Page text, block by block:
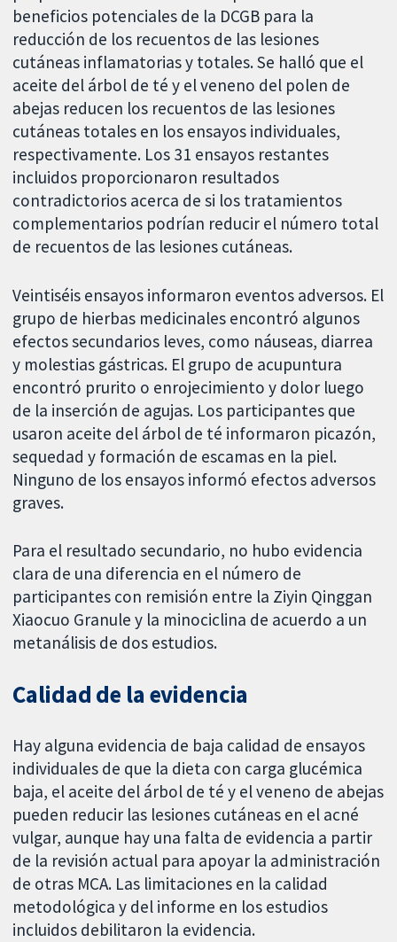
beneficios potenciales de la DCGB para la
reducción de los recuentos de las lesiones
cutáneas inflamatorias y totales. Se halló que el
aceite del árbol de té y el veneno del polen de
abejas reducen los recuentos de las lesiones
cutáneas totales en los ensayos individuales,
respectivamente. Los 31 ensayos restantes
incluidos proporcionaron resultados
contradictorios acerca de si los tratamientos
complementarios podrían reducir el número total
de recuentos de las lesiones cutáneas.
Veintiséis ensayos informaron eventos adversos. El
grupo de hierbas medicinales encontró algunos
efectos secundarios leves, como náuseas, diarrea
y molestias gástricas. El grupo de acupuntura
encontró prurito o enrojecimiento y dolor luego
de la inserción de agujas. Los participantes que
usaron aceite del árbol de té informaron picazón,
sequedad y formación de escamas en la piel.
Ninguno de los ensayos informó efectos adversos
graves.
Para el resultado secundario, no hubo evidencia
clara de una diferencia en el número de
participantes con remisión entre la Ziyin Qinggan
Xiaocuo Granule y la minociclina de acuerdo a un
metanálisis de dos estudios.
Calidad de la evidencia
Hay alguna evidencia de baja calidad de ensayos
individuales de que la dieta con carga glucémica
baja, el aceite del árbol de té y el veneno de abejas
pueden reducir las lesiones cutáneas en el acné
vulgar, aunque hay una falta de evidencia a partir
de la revisión actual para apoyar la administración
de otras MCA. Las limitaciones en la calidad
metodológica y del informe en los estudios
incluidos debilitaron la evidencia.